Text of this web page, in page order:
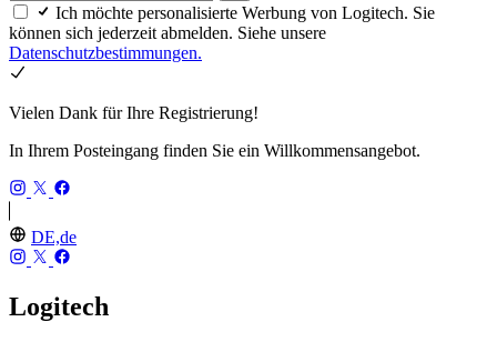
Ich möchte personalisierte Werbung von Logitech. Sie
können sich jederzeit abmelden. Siehe unsere
Datenschutzbestimmungen.
Vielen Dank für Ihre Registrierung!
In Ihrem Posteingang finden Sie ein Willkommensangebot.
DE,de
Logitech